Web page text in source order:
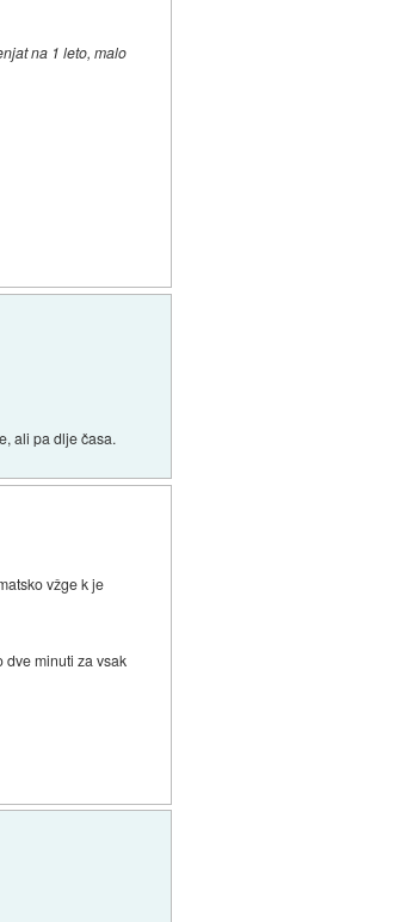
na 1 leto, malo
ali pa dlje časa.
vžge k je
dve minuti za vsak